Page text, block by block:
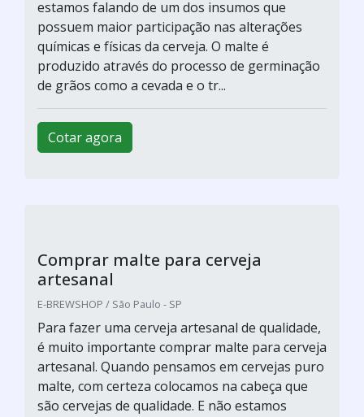
E-BREWSHOP / SÃO PAULO - SP
BBL CALDEIRARIA & EQUIPAMENTOS / SÃO PAULO - SP